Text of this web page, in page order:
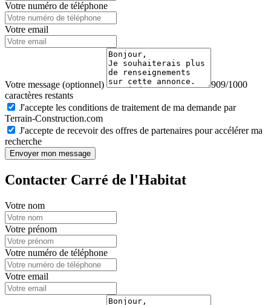
Votre numéro de téléphone
Votre email
Votre message (optionnel)
909/1000
caractères restants
J'accepte les conditions de traitement de ma demande par
Terrain-Construction.com
J'accepte de recevoir des offres de partenaires pour accélérer ma
recherche
Envoyer mon message
Contacter Carré de l'Habitat
Votre nom
Votre prénom
Votre numéro de téléphone
Votre email